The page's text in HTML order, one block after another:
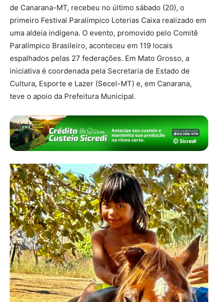
de Canarana-MT, recebeu no último sábado (20), o
primeiro Festival Paralímpico Loterias Caixa realizado em
uma aldeia indígena. O evento, promovido pelo Comitê
Paralímpico Brasileiro, aconteceu em 119 locais
espalhados pelas 27 federações. Em Mato Grosso, a
iniciativa é coordenada pela Secretaria de Estado de
Cultura, Esporte e Lazer (Secel-MT) e, em Canarana,
teve o apoio da Prefeitura Municipal.